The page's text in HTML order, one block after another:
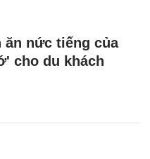
ăn nức tiếng của
cho du khách